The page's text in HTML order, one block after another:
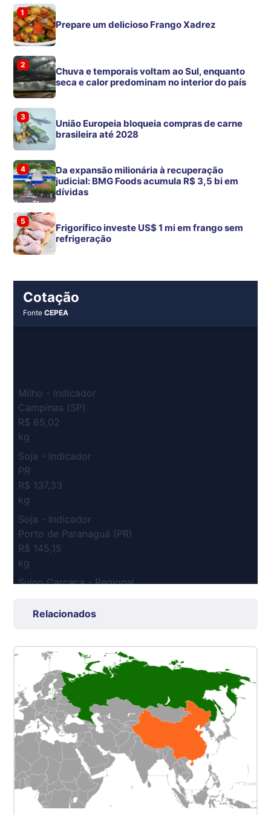
1
Prepare um delicioso Frango Xadrez
2
Chuva e temporais voltam ao Sul, enquanto
seca e calor predominam no interior do país
3
União Europeia bloqueia compras de carne
brasileira até 2028
4
Da expansão milionária à recuperação
judicial: BMG Foods acumula R$ 3,5 bi em
dívidas
5
Frigorífico investe US$ 1 mi em frango sem
refrigeração
Cotação
FonteCEPEA
Milho - Indicador
Campinas (SP)
R$ 65,02
kg
Soja - Indicador
PR
R$ 137,33
kg
Soja - Indicador
Porto de Paranaguá (PR)
R$ 145,15
kg
Suíno Carcaça - Regional
R$ 7,53
Suíno - Estadual
R$ 5,06
kg
Suíno - Estadual
MG
R$ 5,04
kg
Suíno - Estadual
PR
R$ 4,51
Relacionados